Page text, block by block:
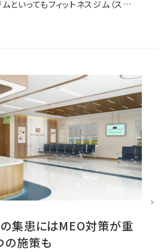
といってもフィットネスジム（ス…
の集患にはMEO対策が重
の施策も